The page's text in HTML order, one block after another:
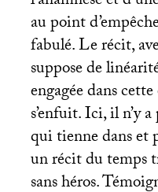
au point
fabulé. Le récit,
suppose de
engagée dans
s’enfuit. Ici, il n’y
qui tienne dans et
un récit du temps
sans héros.